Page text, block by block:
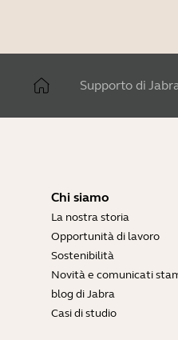
Supporto di
Chi siamo
La nostra storia
Opportunità di lavoro
Sostenibilità
Novità e comunicati
blog di Jabra
Casi di studio